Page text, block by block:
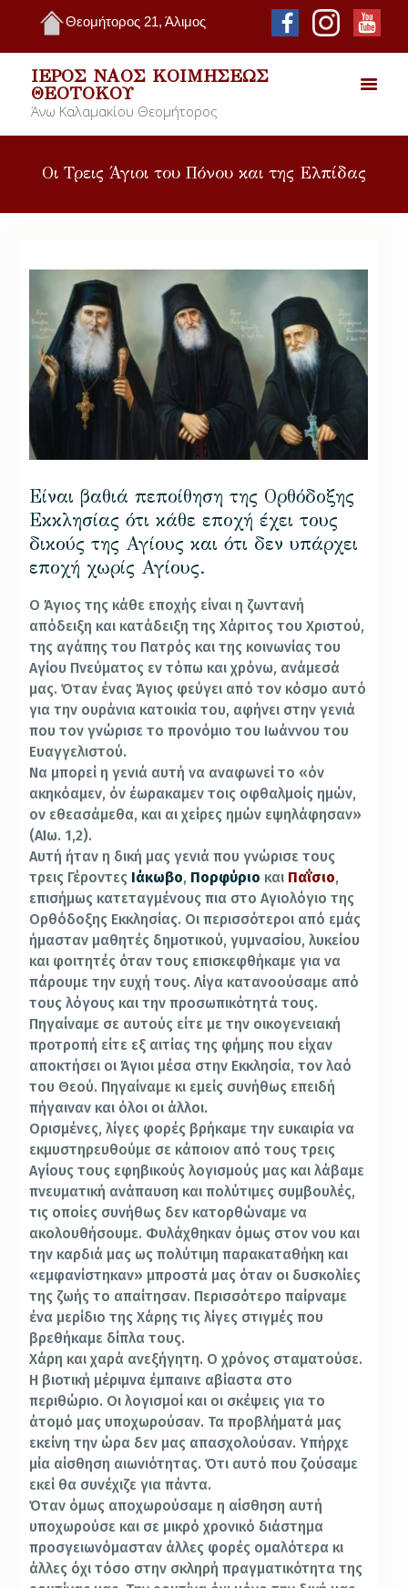
Θεομήτορος 21, Άλιμος
ΙΕΡΌΣ ΝΑΌΣ ΚΟΙΜΉΣΕΩΣ
ΘΕΟΤΌΚΟΥ
Άνω Καλαμακίου Θεομήτορος
Οι Τρεις Άγιοι του Πόνου και της Ελπίδας
Είναι βαθιά πεποίθηση της Ορθόδοξης
Εκκλησίας ότι κάθε εποχή έχει τους
δικούς της Αγίους και ότι δεν υπάρχει
εποχή χωρίς Αγίους.
Ο Άγιος της κάθε εποχής είναι η ζωντανή
απόδειξη και κατάδειξη της Χάριτος του Χριστού,
της αγάπης του Πατρός και της κοινωνίας του
Αγίου Πνεύματος εν τόπω και χρόνω, ανάμεσά
μας. Όταν ένας Άγιος φεύγει από τον κόσμο αυτό
για την ουράνια κατοικία του, αφήνει στην γενιά
που τον γνώρισε το προνόμιο του Ιωάννου του
Ευαγγελιστού.
Να μπορεί η γενιά αυτή να αναφωνεί το «όν
ακηκόαμεν, όν έωρακαμεν τοις οφθαλμοίς ημών,
ον εθεασάμεθα, και αι χείρες ημών εψηλάφησαν»
(Α΄Ιω. 1,2).
Αυτή ήταν η δική μας γενιά που γνώρισε τους
τρεις Γέροντες Ιάκωβο, Πορφύριο και Παΐσιο,
επισήμως κατεταγμένους πια στο Αγιολόγιο της
Ορθόδοξης Εκκλησίας. Οι περισσότεροι από εμάς
ήμασταν μαθητές δημοτικού, γυμνασίου, λυκείου
και φοιτητές όταν τους επισκεφθήκαμε για να
πάρουμε την ευχή τους. Λίγα κατανοούσαμε από
τους λόγους και την προσωπικότητά τους.
Πηγαίναμε σε αυτούς είτε με την οικογενειακή
προτροπή είτε εξ αιτίας της φήμης που είχαν
αποκτήσει οι Άγιοι μέσα στην Εκκλησία, τον λαό
του Θεού. Πηγαίναμε κι εμείς συνήθως επειδή
πήγαιναν και όλοι οι άλλοι.
Ορισμένες, λίγες φορές βρήκαμε την ευκαιρία να
εκμυστηρευθούμε σε κάποιον από τους τρεις
Αγίους τους εφηβικούς λογισμούς μας και λάβαμε
πνευματική ανάπαυση και πολύτιμες συμβουλές,
τις οποίες συνήθως δεν κατορθώναμε να
ακολουθήσουμε. Φυλάχθηκαν όμως στον νου και
την καρδιά μας ως πολύτιμη παρακαταθήκη και
«εμφανίστηκαν» μπροστά μας όταν οι δυσκολίες
της ζωής το απαίτησαν. Περισσότερο παίρναμε
ένα μερίδιο της Χάρης τις λίγες στιγμές που
βρεθήκαμε δίπλα τους.
Χάρη και χαρά ανεξήγητη. Ο χρόνος σταματούσε.
Η βιοτική μέριμνα έμπαινε αβίαστα στο
περιθώριο. Οι λογισμοί και οι σκέψεις για το
άτομό μας υποχωρούσαν. Τα προβλήματά μας
εκείνη την ώρα δεν μας απασχολούσαν. Υπήρχε
μία αίσθηση αιωνιότητας. Ότι αυτό που ζούσαμε
εκεί θα συνέχιζε για πάντα.
Όταν όμως αποχωρούσαμε η αίσθηση αυτή
υποχωρούσε και σε μικρό χρονικό διάστημα
προσγειωνόμασταν άλλες φορές ομαλότερα κι
άλλες όχι τόσο στην σκληρή πραγματικότητα της